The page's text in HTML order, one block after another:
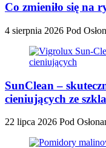
Co zmieniło się na
4 sierpnia 2026 Pod
SunClean –
cieniujących ze
22 lipca 2026 Pod